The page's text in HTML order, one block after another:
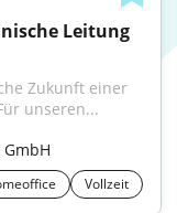
Leitung
Zukunft einer
unseren...
Vollzeit